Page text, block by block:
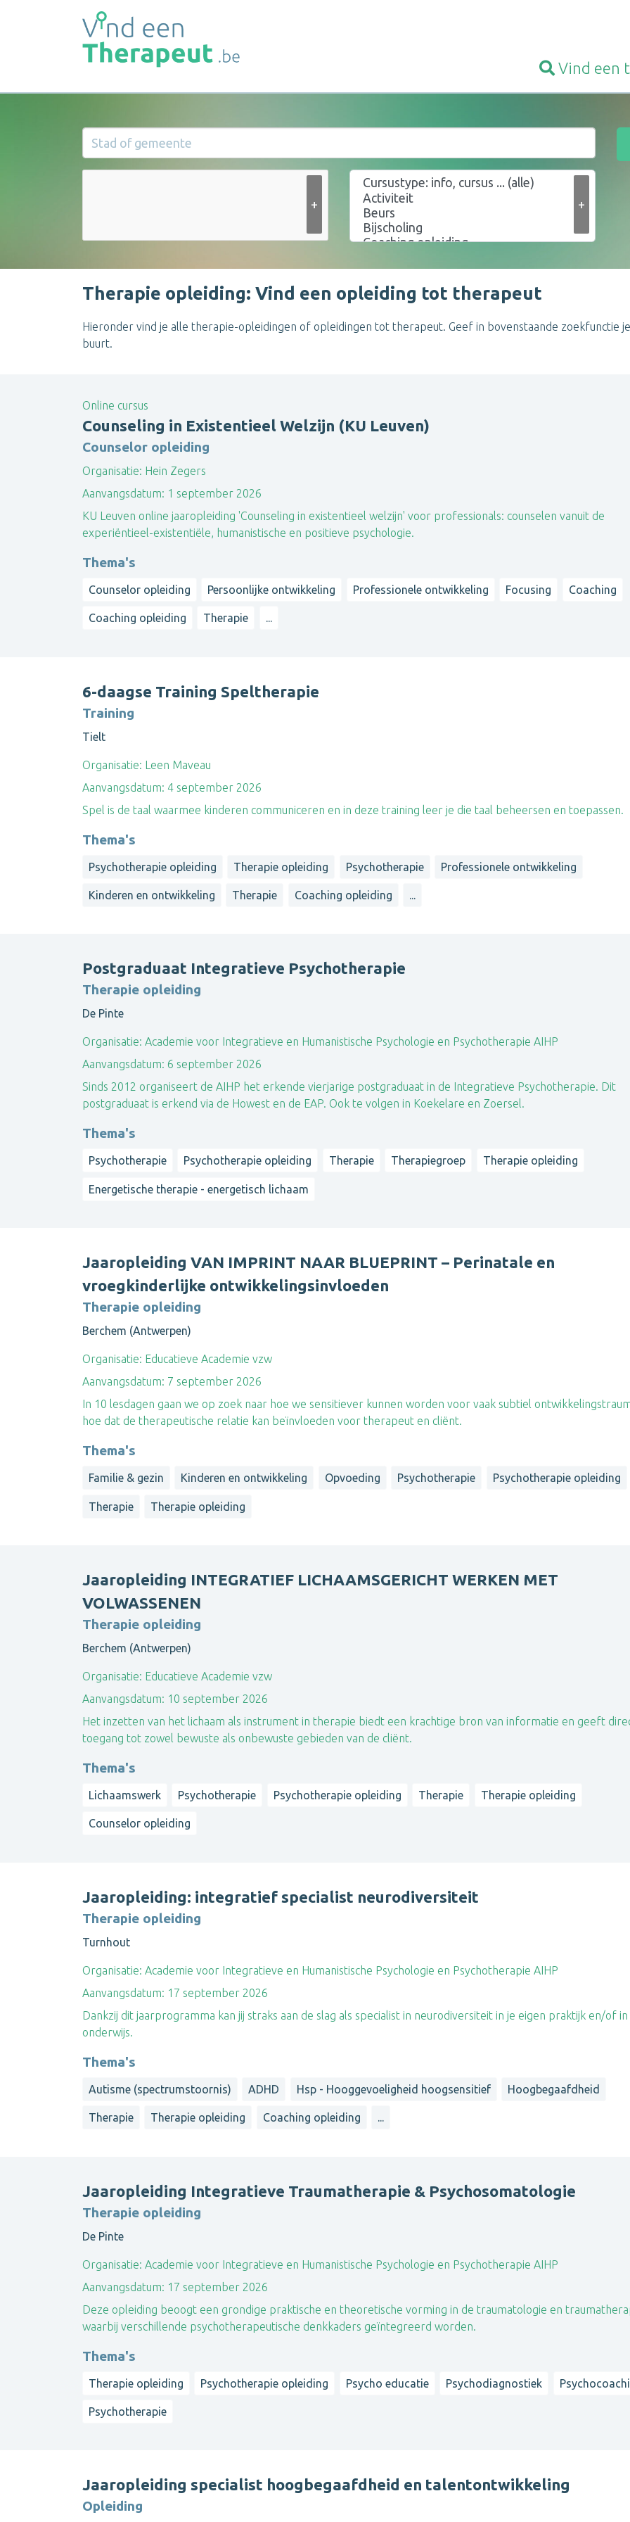
Vind een
+ +
Therapie opleiding: Vind een opleiding tot therapeut
Hieronder vind je alle therapie-opleidingen of opleidingen tot therapeut. Geef in bovenstaande zoekfunctie
buurt.
Online cursus
Counseling in Existentieel Welzijn (KU Leuven)
Counselor opleiding
Organisatie: Hein Zegers
Aanvangsdatum: 1 september 2026
KU Leuven online jaaropleiding 'Counseling in existentieel welzijn' voor professionals: counselen vanuit de
experiëntieel-existentiële, humanistische en positieve psychologie.
Thema's
Counselor opleiding Persoonlijke ontwikkeling Professionele ontwikkeling Focusing Coaching
Coaching opleiding Therapie ...
6-daagse Training Speltherapie
Training
Tielt
Organisatie: Leen Maveau
Aanvangsdatum: 4 september 2026
Spel is de taal waarmee kinderen communiceren en in deze training leer je die taal beheersen en toepassen.
Thema's
Psychotherapie opleiding Therapie opleiding Psychotherapie Professionele ontwikkeling
Kinderen en ontwikkeling Therapie Coaching opleiding ...
Postgraduaat Integratieve Psychotherapie
Therapie opleiding
De Pinte
Organisatie: Academie voor Integratieve en Humanistische Psychologie en Psychotherapie AIHP
Aanvangsdatum: 6 september 2026
Sinds 2012 organiseert de AIHP het erkende vierjarige postgraduaat in de Integratieve Psychotherapie. Dit
postgraduaat is erkend via de Howest en de EAP. Ook te volgen in Koekelare en Zoersel.
Thema's
Psychotherapie Psychotherapie opleiding Therapie Therapiegroep Therapie opleiding
Energetische therapie - energetisch lichaam
Jaaropleiding VAN IMPRINT NAAR BLUEPRINT – Perinatale en
vroegkinderlijke ontwikkelingsinvloeden
Therapie opleiding
Berchem (Antwerpen)
Organisatie: Educatieve Academie vzw
Aanvangsdatum: 7 september 2026
In 10 lesdagen gaan we op zoek naar hoe we sensitiever kunnen worden voor vaak subtiel
hoe dat de therapeutische relatie kan beïnvloeden voor therapeut en cliënt.
Thema's
Familie & gezin Kinderen en ontwikkeling Opvoeding Psychotherapie Psychotherapie opleiding
Therapie Therapie opleiding
Jaaropleiding INTEGRATIEF LICHAAMSGERICHT WERKEN MET
VOLWASSENEN
Therapie opleiding
Berchem (Antwerpen)
Organisatie: Educatieve Academie vzw
Aanvangsdatum: 10 september 2026
Het inzetten van het lichaam als instrument in therapie biedt een krachtige bron van informatie en geeft
toegang tot zowel bewuste als onbewuste gebieden van de cliënt.
Thema's
Lichaamswerk Psychotherapie Psychotherapie opleiding Therapie Therapie opleiding
Counselor opleiding
Jaaropleiding: integratief specialist neurodiversiteit
Therapie opleiding
Turnhout
Organisatie: Academie voor Integratieve en Humanistische Psychologie en Psychotherapie AIHP
Aanvangsdatum: 17 september 2026
Dankzij dit jaarprogramma kan jij straks aan de slag als specialist in neurodiversiteit in je eigen praktijk en/of
onderwijs.
Thema's
Autisme (spectrumstoornis) ADHD Hsp - Hooggevoeligheid hoogsensitief Hoogbegaafdheid
Therapie Therapie opleiding Coaching opleiding ...
Jaaropleiding Integratieve Traumatherapie & Psychosomatologie
Therapie opleiding
De Pinte
Organisatie: Academie voor Integratieve en Humanistische Psychologie en Psychotherapie AIHP
Aanvangsdatum: 17 september 2026
Deze opleiding beoogt een grondige praktische en theoretische vorming in de traumatologie en
waarbij verschillende psychotherapeutische denkkaders geïntegreerd worden.
Thema's
Therapie opleiding Psychotherapie opleiding Psycho educatie Psychodiagnostiek
Psychotherapie
Jaaropleiding specialist hoogbegaafdheid en talentontwikkeling
Opleiding